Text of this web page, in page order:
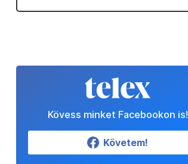
Kövess minket Facebookon is!
Követem!